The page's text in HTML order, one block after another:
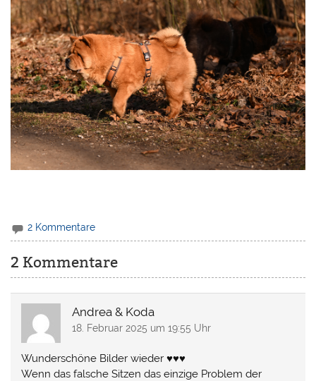
2 Kommentare
2 Kommentare
Andrea & Koda
18. Februar 2025 um 19:55 Uhr
Wunderschöne Bilder wieder ♥♥♥
Wenn das falsche Sitzen das einzige Problem der